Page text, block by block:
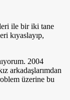
ile bir iki tane
kıyaslayıp,
2004
arkadaşlarımdan
üzerine bu